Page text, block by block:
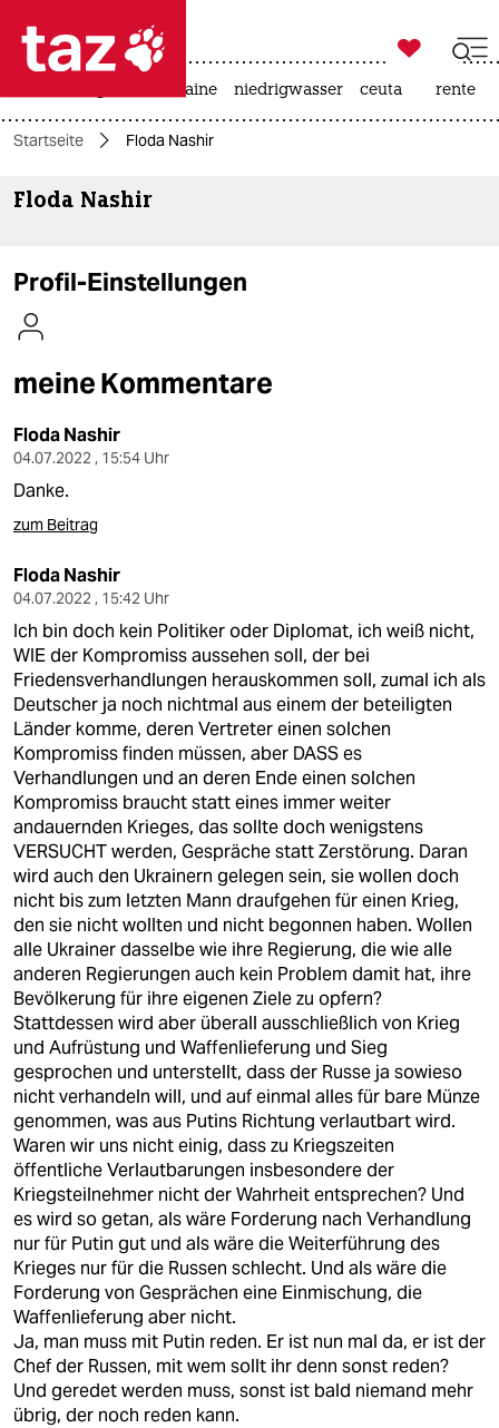
 taz zahl ich
taz zahl ich
themen
kultur
sport
berlin
wahrheit
verlag
verlag
veranstaltungen
shop
fragen & hilfe
unterstützen
abo
genossenschaft
epaper login

taz zahl ich
krieg in der ukraine niedrigwasser ceuta rente
Startseite Floda Nashir
Floda Nashir
Profil-Einstellungen
meine Kommentare
Floda Nashir
04.07.2022 , 15:54 Uhr
Danke.
zum Beitrag
Floda Nashir
04.07.2022 , 15:42 Uhr
Ich bin doch kein Politiker oder Diplomat, ich weiß nicht,
WIE der Kompromiss aussehen soll, der bei
Friedensverhandlungen herauskommen soll, zumal ich als
Deutscher ja noch nichtmal aus einem der beteiligten
Länder komme, deren Vertreter einen solchen
Kompromiss finden müssen, aber DASS es
Verhandlungen und an deren Ende einen solchen
Kompromiss braucht statt eines immer weiter
andauernden Krieges, das sollte doch wenigstens
VERSUCHT werden, Gespräche statt Zerstörung. Daran
wird auch den Ukrainern gelegen sein, sie wollen doch
nicht bis zum letzten Mann draufgehen für einen Krieg,
den sie nicht wollten und nicht begonnen haben. Wollen
alle Ukrainer dasselbe wie ihre Regierung, die wie alle
anderen Regierungen auch kein Problem damit hat, ihre
Bevölkerung für ihre eigenen Ziele zu opfern?
Stattdessen wird aber überall ausschließlich von Krieg
und Aufrüstung und Waffenlieferung und Sieg
gesprochen und unterstellt, dass der Russe ja sowieso
nicht verhandeln will, und auf einmal alles für bare Münze
genommen, was aus Putins Richtung verlautbart wird.
Waren wir uns nicht einig, dass zu Kriegszeiten
öffentliche Verlautbarungen insbesondere der
Kriegsteilnehmer nicht der Wahrheit entsprechen? Und
es wird so getan, als wäre Forderung nach Verhandlung
nur für Putin gut und als wäre die Weiterführung des
Krieges nur für die Russen schlecht. Und als wäre die
Forderung von Gesprächen eine Einmischung, die
Waffenlieferung aber nicht.
Ja, man muss mit Putin reden. Er ist nun mal da, er ist der
Chef der Russen, mit wem sollt ihr denn sonst reden?
Und geredet werden muss, sonst ist bald niemand mehr
übrig, der noch reden kann.